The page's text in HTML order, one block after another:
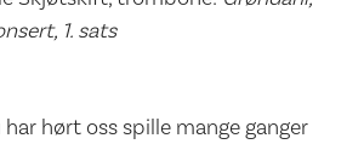
1. sats
hørt oss spille mange ganger